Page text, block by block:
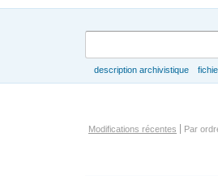
description archivistique
Options de navigation
Modifications récentes Par